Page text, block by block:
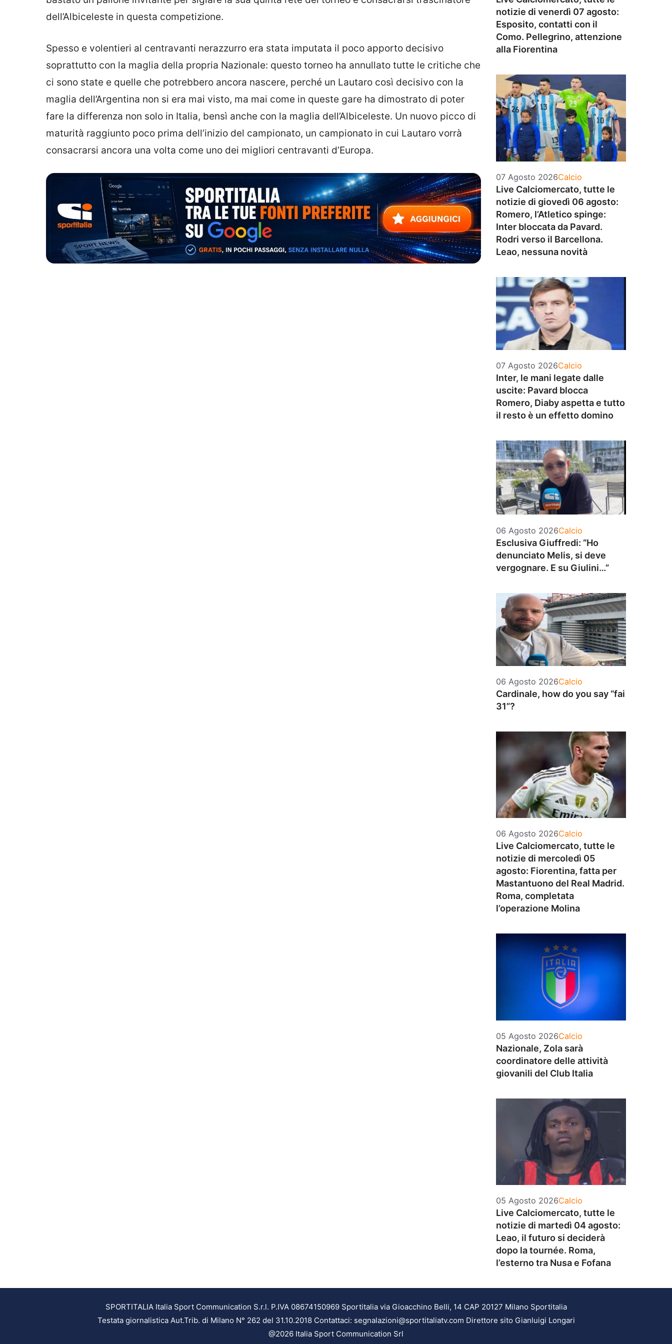
dell’Albiceleste in questa competizione.
Spesso e volentieri al centravanti nerazzurro era stata imputata il poco apporto decisivo
soprattutto con la maglia della propria Nazionale: questo torneo ha annullato tutte le critiche che
ci sono state e quelle che potrebbero ancora nascere, perché un Lautaro così decisivo con la
maglia dell’Argentina non si era mai visto, ma mai come in queste gare ha dimostrato di poter
fare la differenza non solo in Italia, bensì anche con la maglia dell’Albiceleste. Un nuovo picco di
maturità raggiunto poco prima dell’inizio del campionato, un campionato in cui Lautaro vorrà
consacrarsi ancora una volta come uno dei migliori centravanti d’Europa.
notizie di venerdì 07 agosto:
Esposito, contatti con il
Como. Pellegrino, attenzione
alla Fiorentina
07 Agosto 2026Categorie
Calcio
Live Calciomercato, tutte le
notizie di giovedì 06 agosto:
Romero, l’Atletico spinge:
Inter bloccata da Pavard.
Rodri verso il Barcellona.
Leao, nessuna novità
07 Agosto 2026Categorie
Calcio
Inter, le mani legate dalle
uscite: Pavard blocca
Romero, Diaby aspetta e tutto
il resto è un effetto domino
06 Agosto 2026Categorie
Calcio
Esclusiva Giuffredi: “Ho
denunciato Melis, si deve
vergognare. E su Giulini…”
06 Agosto 2026Categorie
Calcio
Cardinale, how do you say “fai
31”?
06 Agosto 2026Categorie
Calcio
Live Calciomercato, tutte le
notizie di mercoledì 05
agosto: Fiorentina, fatta per
Mastantuono del Real Madrid.
Roma, completata
l’operazione Molina
05 Agosto 2026Categorie
Calcio
Nazionale, Zola sarà
coordinatore delle attività
giovanili del Club Italia
05 Agosto 2026Categorie
Calcio
Live Calciomercato, tutte le
notizie di martedì 04 agosto:
Leao, il futuro si deciderà
dopo la tournée. Roma,
l’esterno tra Nusa e Fofana
SPORTITALIA Italia Sport Communication S.r.l. P.IVA 08674150969 Sportitalia via Gioacchino Belli, 14 CAP 20127 Milano Sportitalia
Testata giornalistica Aut.Trib. di Milano N° 262 del 31.10.2018 Contattaci: segnalazioni@sportitaliatv.com Direttore sito Gianluigi Longari
@2026 Italia Sport Communication Srl